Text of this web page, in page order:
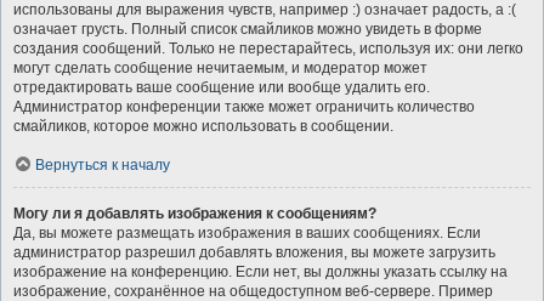
использованы для выражения чувств, например :) означает радость, а :(
означает грусть. Полный список смайликов можно увидеть в форме
создания сообщений. Только не перестарайтесь, используя их: они легко
могут сделать сообщение нечитаемым, и модератор может
отредактировать ваше сообщение или вообще удалить его.
Администратор конференции также может ограничить количество
смайликов, которое можно использовать в сообщении.
Вернуться к началу
Могу ли я добавлять изображения к сообщениям?
Да, вы можете размещать изображения в ваших сообщениях. Если
администратор разрешил добавлять вложения, вы можете загрузить
изображение на конференцию. Если нет, вы должны указать ссылку на
изображение, сохранённое на общедоступном веб-сервере. Пример